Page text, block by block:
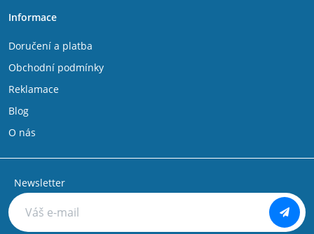
Informace
Doručení a platba
Obchodní podmínky
Reklamace
Blog
O nás
Newsletter